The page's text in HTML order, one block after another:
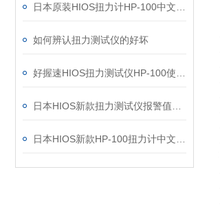
如何辨认扭力测试仪的好坏